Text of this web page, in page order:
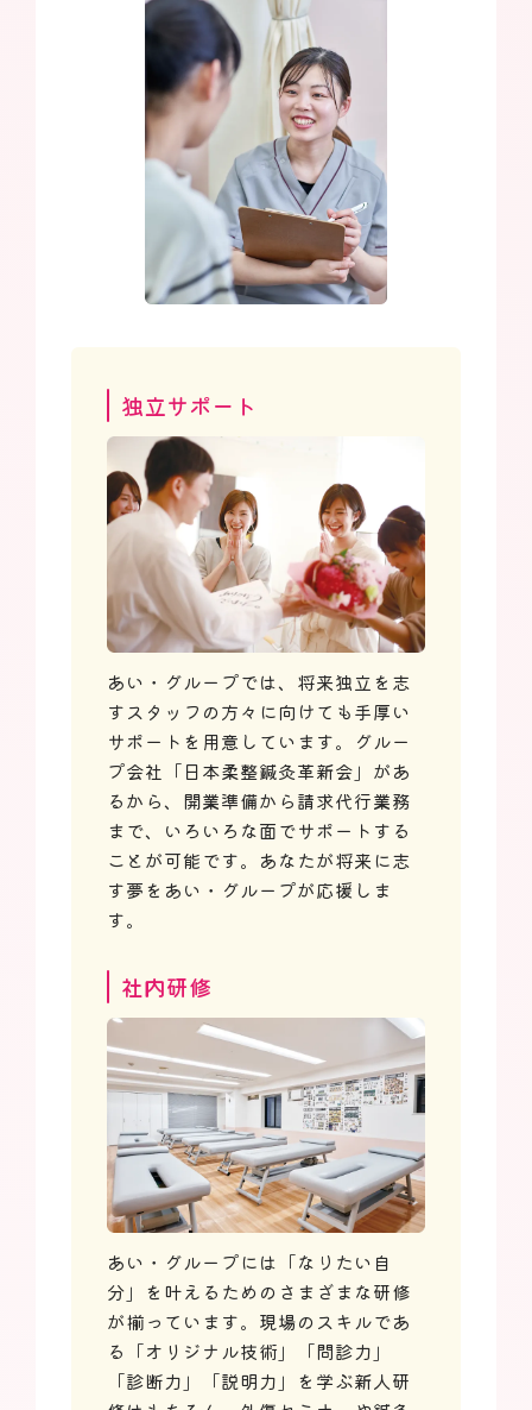
独立サポート
あい・グループでは、将来独立を志
すスタッフの方々に向けても手厚い
サポートを用意しています。グルー
プ会社「日本柔整鍼灸革新会」があ
るから、開業準備から請求代行業務
まで、いろいろな面でサポートする
ことが可能です。あなたが将来に志
す夢をあい・グループが応援しま
す。
社内研修
あい・グループには「なりたい自
分」を叶えるためのさまざまな研修
が揃っています。現場のスキルであ
る「オリジナル技術」「問診力」
「診断力」「説明力」を学ぶ新人研